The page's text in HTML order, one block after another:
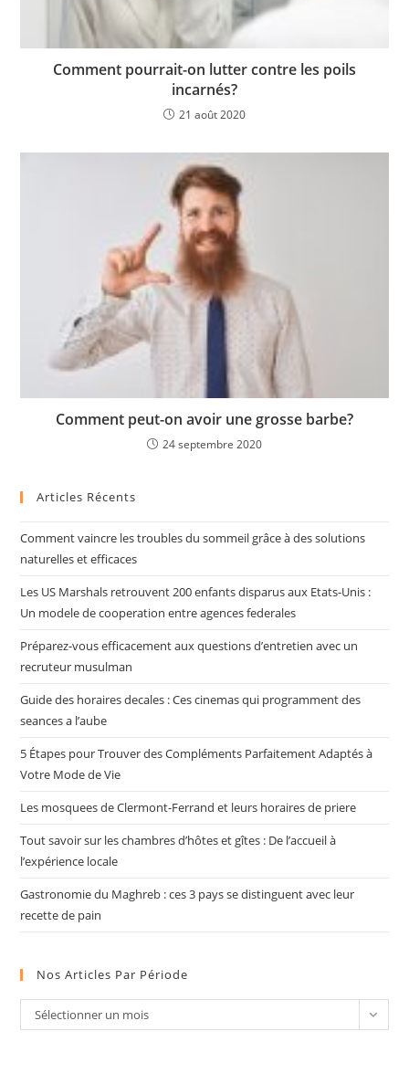
Comment pourrait-on lutter contre les poils
incarnés?
21 août 2020
Comment peut-on avoir une grosse barbe?
24 septembre 2020
Articles Récents
Comment vaincre les troubles du sommeil grâce à des solutions
naturelles et efficaces
Les US Marshals retrouvent 200 enfants disparus aux Etats-Unis :
Un modele de cooperation entre agences federales
Préparez-vous efficacement aux questions d’entretien avec un
recruteur musulman
Guide des horaires decales : Ces cinemas qui programment des
seances a l’aube
5 Étapes pour Trouver des Compléments Parfaitement Adaptés à
Votre Mode de Vie
Les mosquees de Clermont-Ferrand et leurs horaires de priere
Tout savoir sur les chambres d’hôtes et gîtes : De l’accueil à
l’expérience locale
Gastronomie du Maghreb : ces 3 pays se distinguent avec leur
recette de pain
Nos Articles Par Période
Nos
articles
Sélectionner un mois